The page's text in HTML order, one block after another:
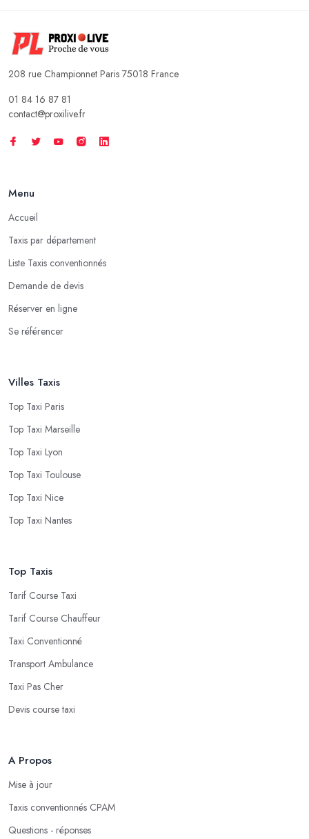
208 rue Championnet Paris 75018 France
01 84 16 87 81
contact@proxilive.fr
Menu
Accueil
Taxis par département
Liste Taxis conventionnés
Demande de devis
Réserver en ligne
Se référencer
Villes Taxis
Top Taxi Paris
Top Taxi Marseille
Top Taxi Lyon
Top Taxi Toulouse
Top Taxi Nice
Top Taxi Nantes
Top Taxis
Tarif Course Taxi
Tarif Course Chauffeur
Taxi Conventionné
Transport Ambulance
Taxi Pas Cher
Devis course taxi
A Propos
Mise à jour
Taxis conventionnés CPAM
Questions - réponses